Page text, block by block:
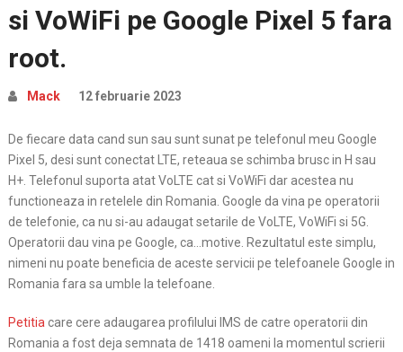
si VoWiFi pe Google Pixel 5 fara
root.
Mack 12 februarie 2023
De fiecare data cand sun sau sunt sunat pe telefonul meu Google
Pixel 5, desi sunt conectat LTE, reteaua se schimba brusc in H sau
H+. Telefonul suporta atat VoLTE cat si VoWiFi dar acestea nu
functioneaza in retelele din Romania. Google da vina pe operatorii
de telefonie, ca nu si-au adaugat setarile de VoLTE, VoWiFi si 5G.
Operatorii dau vina pe Google, ca…motive. Rezultatul este simplu,
nimeni nu poate beneficia de aceste servicii pe telefoanele Google in
Romania fara sa umble la telefoane.
Petitia care cere adaugarea profilului IMS de catre operatorii din
Romania a fost deja semnata de 1418 oameni la momentul scrierii